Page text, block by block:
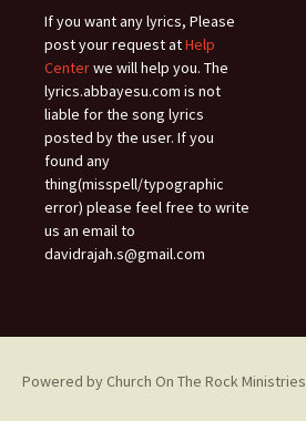
If you want any lyrics, Please
post your request atHelp
Centerwe will help you. The
lyrics.abbayesu.com is not
liable for the song lyrics
posted by the user. If you
found any
thing(misspell/typographic
error) please feel free to write
us an email to
davidrajah.s@gmail.com
Powered by Church On The Rock Ministries